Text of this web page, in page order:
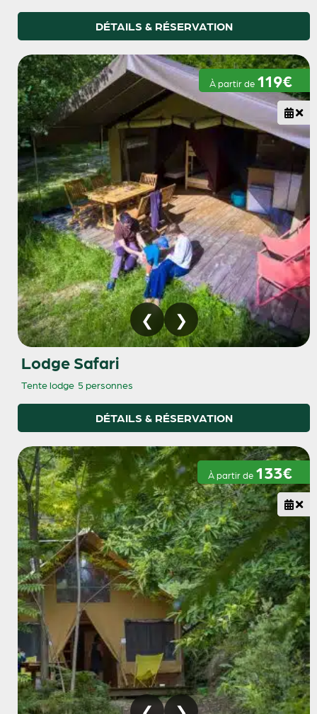
DÉTAILS & RÉSERVATION
À partir de 119€
Lodge Safari
Tente lodge 5 personnes
DÉTAILS & RÉSERVATION
À partir de 133€